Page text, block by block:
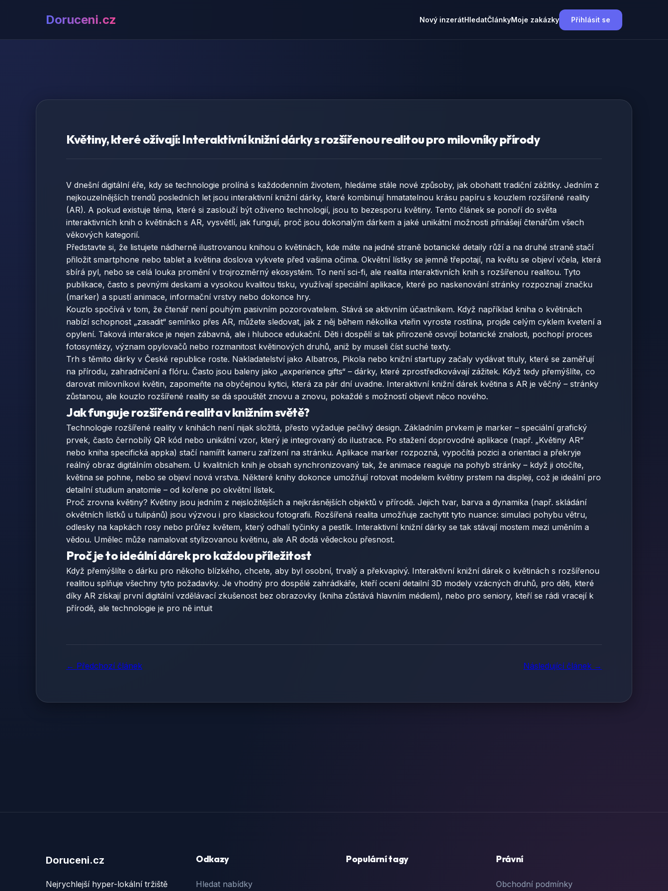
Doruceni.cz Nový inzerátHledatČlánkyMoje zakázky Přihlásit se
Květiny, které ožívají: Interaktivní knižní dárky s rozšířenou realitou pro milovníky přírody
V dnešní digitální éře, kdy se technologie prolíná s každodenním životem, hledáme stále nové způsoby, jak obohatit tradiční zážitky. Jedním z
nejkouzelnějších trendů posledních let jsou interaktivní knižní dárky, které kombinují hmatatelnou krásu papíru s kouzlem rozšířené reality
(AR). A pokud existuje téma, které si zaslouží být oživeno technologií, jsou to bezesporu květiny. Tento článek se ponoří do světa
interaktivních knih o květinách s AR, vysvětlí, jak fungují, proč jsou dokonalým dárkem a jaké unikátní možnosti přinášejí čtenářům všech
věkových kategorií.
Představte si, že listujete nádherně ilustrovanou knihou o květinách, kde máte na jedné straně botanické detaily růží a na druhé straně stačí
přiložit smartphone nebo tablet a květina doslova vykvete před vašima očima. Okvětní lístky se jemně třepotají, na květu se objeví včela, která
sbírá pyl, nebo se celá louka promění v trojrozměrný ekosystém. To není sci-fi, ale realita interaktivních knih s rozšířenou realitou. Tyto
publikace, často s pevnými deskami a vysokou kvalitou tisku, využívají speciální aplikace, které po naskenování stránky rozpoznají značku
(marker) a spustí animace, informační vrstvy nebo dokonce hry.
Kouzlo spočívá v tom, že čtenář není pouhým pasivním pozorovatelem. Stává se aktivním účastníkem. Když například kniha o květinách
nabízí schopnost „zasadit“ semínko přes AR, můžete sledovat, jak z něj během několika vteřin vyroste rostlina, projde celým cyklem kvetení a
opylení. Taková interakce je nejen zábavná, ale i hluboce edukační. Děti i dospělí si tak přirozeně osvojí botanické znalosti, pochopí proces
fotosyntézy, význam opylovačů nebo rozmanitost květinových druhů, aniž by museli číst suché texty.
Trh s těmito dárky v České republice roste. Nakladatelství jako Albatros, Pikola nebo knižní startupy začaly vydávat tituly, které se zaměřují
na přírodu, zahradničení a flóru. Často jsou baleny jako „experience gifts“ – dárky, které zprostředkovávají zážitek. Když tedy přemýšlíte, co
darovat milovníkovi květin, zapomeňte na obyčejnou kytici, která za pár dní uvadne. Interaktivní knižní dárek květina s AR je věčný – stránky
zůstanou, ale kouzlo rozšířené reality se dá spouštět znovu a znovu, pokaždé s možností objevit něco nového.
Jak funguje rozšířená realita v knižním světě?
Technologie rozšířené reality v knihách není nijak složitá, přesto vyžaduje pečlivý design. Základním prvkem je marker – speciální grafický
prvek, často černobílý QR kód nebo unikátní vzor, který je integrovaný do ilustrace. Po stažení doprovodné aplikace (např. „Květiny AR“
nebo kniha specifická appka) stačí namířit kameru zařízení na stránku. Aplikace marker rozpozná, vypočítá pozici a orientaci a překryje
reálný obraz digitálním obsahem. U kvalitních knih je obsah synchronizovaný tak, že animace reaguje na pohyb stránky – když ji otočíte,
květina se pohne, nebo se objeví nová vrstva. Některé knihy dokonce umožňují rotovat modelem květiny prstem na displeji, což je ideální pro
detailní studium anatomie – od kořene po okvětní lístek.
Proč zrovna květiny? Květiny jsou jedním z nejsložitějších a nejkrásnějších objektů v přírodě. Jejich tvar, barva a dynamika (např. skládání
okvětních lístků u tulipánů) jsou výzvou i pro klasickou fotografii. Rozšířená realita umožňuje zachytit tyto nuance: simulaci pohybu větru,
odlesky na kapkách rosy nebo průřez květem, který odhalí tyčinky a pestík. Interaktivní knižní dárky se tak stávají mostem mezi uměním a
vědou. Umělec může namalovat stylizovanou květinu, ale AR dodá vědeckou přesnost.
Proč je to ideální dárek pro každou příležitost
Když přemýšlíte o dárku pro někoho blízkého, chcete, aby byl osobní, trvalý a překvapivý. Interaktivní knižní dárek o květinách s rozšířenou
realitou splňuje všechny tyto požadavky. Je vhodný pro dospělé zahrádkáře, kteří ocení detailní 3D modely vzácných druhů, pro děti, které
díky AR získají první digitální vzdělávací zkušenost bez obrazovky (kniha zůstává hlavním médiem), nebo pro seniory, kteří se rádi vracejí k
přírodě, ale technologie je pro ně intuit
← Předchozí článek Následující článek →
Doruceni.cz
Nejrychlejší hyper-lokální tržiště
Odkazy
Hledat nabídky
Populární tagy Právní
Obchodní podmínky